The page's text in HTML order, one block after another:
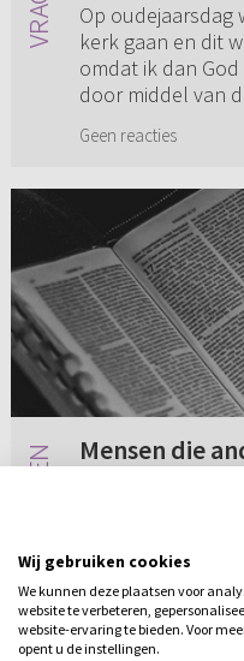
Op oudejaarsdag
kerk gaan en dit
omdat ik dan
door middel van
Geen reacties
Mensen die
een andere leer
moet wenden
bedoeld en hoe
Geen reacties
Wij gebruiken cookies
We kunnen deze plaatsen voor
website te verbeteren,
website-ervaring te bieden. Voor
opent u de instellingen.